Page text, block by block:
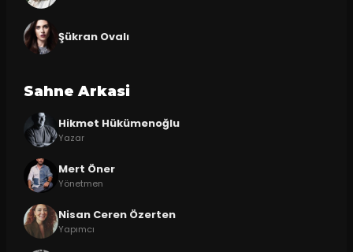
Şükran Ovalı
Sahne Arkasi
Hikmet Hükümenoğlu
Yazar
Mert Öner
Yönetmen
Nisan Ceren Özerten
Yapımcı